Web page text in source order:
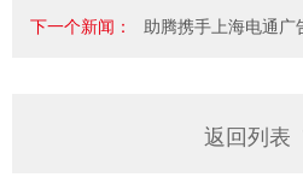
下一个新闻： 助腾携手上海电通广
返回列表